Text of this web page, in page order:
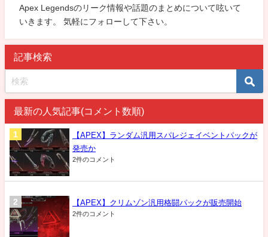
Apex Legendsのリーク情報や話題のまとめについて呟いて
いきます。 気軽にフォローして下さい。
記事検索
最新の人気記事(コメント数順)
【APEX】ランダム汎用スパレジェイベントパックが
発売か
2件のコメント
【APEX】クリムゾン汎用格闘パックが販売開始
2件のコメント